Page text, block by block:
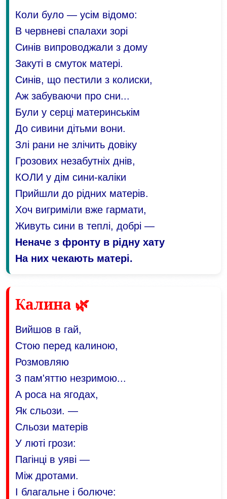
Коли було — усім відомо:
В червневі спалахи зорі
Синів випроводжали з дому
Закуті в смуток матері.
Синів, що пестили з колиски,
Аж забуваючи про сни...
Були у серці материнськім
До сивини дітьми вони.
Злі рани не злічить довіку
Грозових незабутніх днів,
КОЛИ у дім сини-каліки
Прийшли до рідних матерів.
Хоч вигриміли вже гармати,
Живуть сини в теплі, добрі —
Неначе з фронту в рідну хату
На них чекають матері.
Калина 🌿
Вийшов в гай,
Стою перед калиною,
Розмовляю
З пам'яттю незримою...
А роса на ягодах,
Як сльози. —
Сльози матерів
У люті грози:
Пагінці в уяві —
Між дротами.
І благальне і болюче: